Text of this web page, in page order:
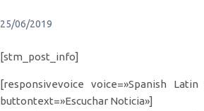
25/06/2019
[stm_post_info]
[responsivevoice voice=»Spanish
buttontext=»Escuchar Noticia»]